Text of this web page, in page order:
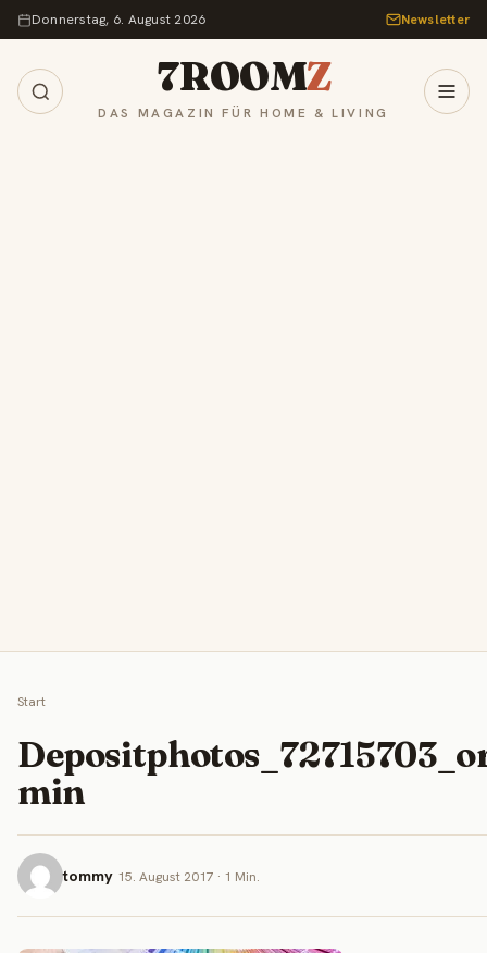
Zum Inhalt springen
Donnerstag, 6. August 2026 Newsletter
7ROOMZ
DAS MAGAZIN FÜR HOME & LIVING
Start
min
tommy 15. August 2017 · 1 Min.